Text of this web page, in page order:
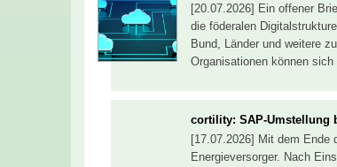
[20.07.2026] Ein offener
die föderalen
Bund, Länder und weitere
Organisationen können
cortility: SAP-Umstellung
[17.07.2026] Mit dem Ende
Energieversorger. Nach